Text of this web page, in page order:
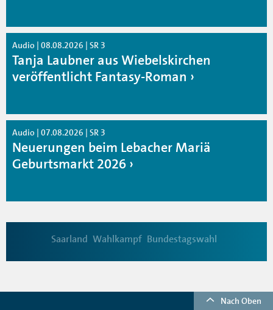
Audio | 08.08.2026 | SR 3
Tanja Laubner aus Wiebelskirchen
veröffentlicht Fantasy-Roman
Audio | 07.08.2026 | SR 3
Neuerungen beim Lebacher Mariä
Geburtsmarkt 2026
Saarland Wahlkampf Bundestagswahl
Nach Oben